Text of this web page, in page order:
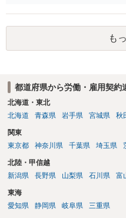
も
都道府県から労働・雇用契約
北海道・東北
北海道
青森県 岩手県 宮城県 秋
関東
東京都
神奈川県 千葉県 埼玉県
北陸・甲信越
新潟県
長野県 山梨県 石川県 富
東海
愛知県
静岡県 岐阜県 三重県